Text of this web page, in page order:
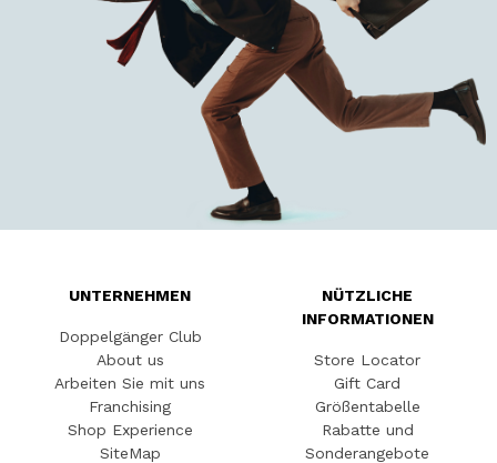
UNTERNEHMEN
Doppelgänger Club
About us
Arbeiten Sie mit uns
Franchising
Shop Experience
SiteMap
NÜTZLICHE
INFORMATIONEN
Store Locator
Gift Card
Größentabelle
Rabatte und
Sonderangebote